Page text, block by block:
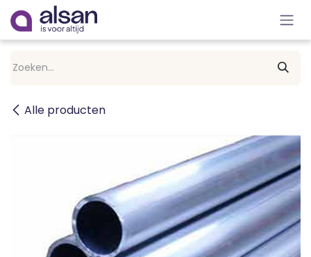
Overslaan naar inhoud
Alle producten